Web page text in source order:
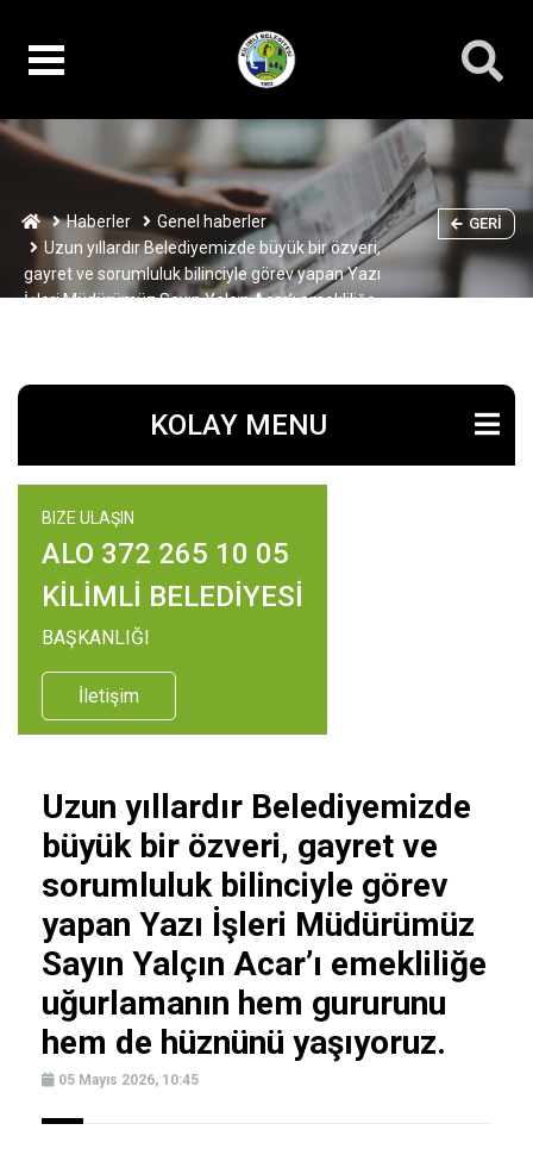
Haberler
Genel haberler
Uzun yıllardır Belediyemizde büyük bir özveri,
gayret ve sorumluluk bilinciyle görev yapan Yazı
İşleri Müdürümüz Sayın Yalçın Acar’ı emekliliğe
GERI
KOLAY MENU
BIZE ULAŞIN
ALO 372 265 10 05
KİLİMLİ BELEDİYESİ
BAŞKANLIĞI
İletişim
Uzun yıllardır Belediyemizde
büyük bir özveri, gayret ve
sorumluluk bilinciyle görev
yapan Yazı İşleri Müdürümüz
Sayın Yalçın Acar’ı emekliliğe
uğurlamanın hem gururunu
hem de hüznünü yaşıyoruz.
05 Mayıs 2026, 10:45